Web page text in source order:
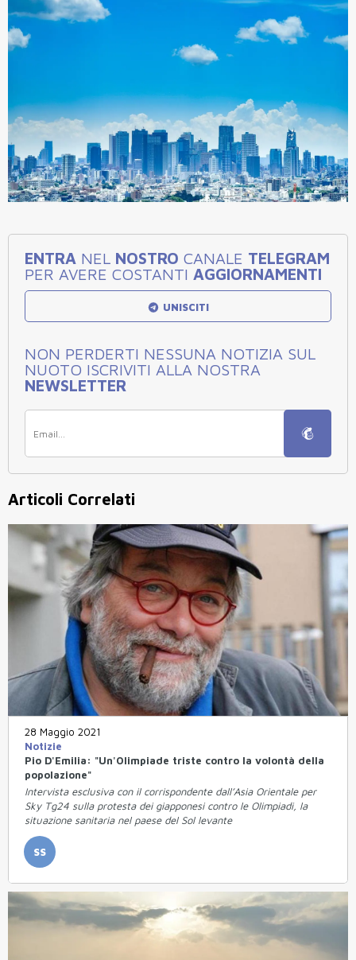
ENTRA NEL NOSTRO CANALE TELEGRAM
PER AVERE COSTANTI AGGIORNAMENTI
UNISCITI
NON PERDERTI NESSUNA NOTIZIA SUL
NUOTO ISCRIVITI ALLA NOSTRA
NEWSLETTER
Articoli Correlati
28 Maggio 2021
Notizie
Pio D'Emilia: "Un'Olimpiade triste contro la volontà della
popolazione"
Intervista esclusiva con il corrispondente dall’Asia Orientale per
Sky Tg24 sulla protesta dei giapponesi contro le Olimpiadi, la
situazione sanitaria nel paese del Sol levante
SS